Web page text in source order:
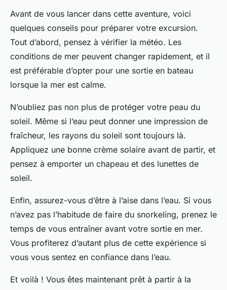
Avant de vous lancer dans cette aventure, voici
quelques conseils pour préparer votre excursion.
Tout d’abord, pensez à vérifier la météo. Les
conditions de mer peuvent changer rapidement, et il
est préférable d’opter pour une sortie en bateau
lorsque la mer est calme.
N’oubliez pas non plus de protéger votre peau du
soleil. Même si l’eau peut donner une impression de
fraîcheur, les rayons du soleil sont toujours là.
Appliquez une bonne crème solaire avant de partir, et
pensez à emporter un chapeau et des lunettes de
soleil.
Enfin, assurez-vous d’être à l’aise dans l’eau. Si vous
n’avez pas l’habitude de faire du snorkeling, prenez le
temps de vous entraîner avant votre sortie en mer.
Vous profiterez d’autant plus de cette expérience si
vous vous sentez en confiance dans l’eau.
Et voilà ! Vous êtes maintenant prêt à partir à la